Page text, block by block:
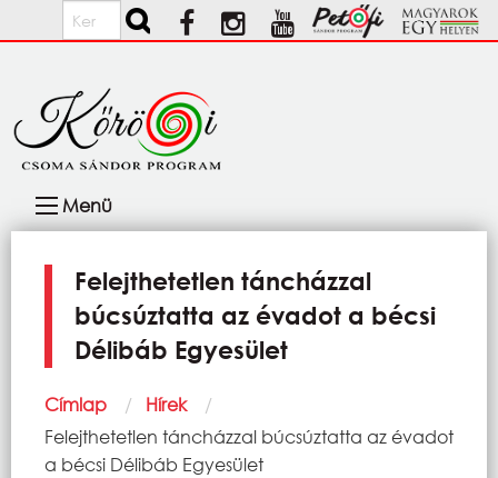
Ugrás a tartalomra
Keresés
navigáció
Menü
Felejthetetlen táncházzal
búcsúztatta az évadot a bécsi
Délibáb Egyesület
Morzsa
Címlap
Hírek
Current:
Felejthetetlen táncházzal búcsúztatta az évadot
a bécsi Délibáb Egyesület